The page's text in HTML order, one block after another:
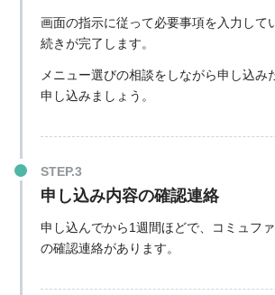
画面の指示に従って必要事項を入力して
続きが完了します。
メニュー選びの相談をしながら申し込み
申し込みましょう。
申し込み内容の確認連絡
申し込んでから1週間ほどで、コミュフ
の確認連絡があります。